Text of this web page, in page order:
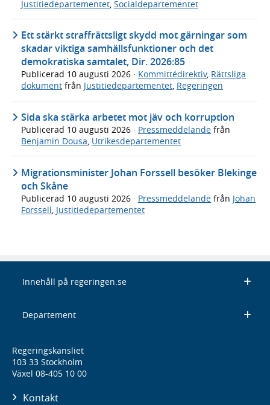
Justitiedepartementet Socialdepartementet
Ett stärkt straffrättsligt skydd mot gärningar som
skadar viktiga samhällsfunktioner och det
demokratiska samtalet, Dir. 2026:85
Publicerad 10 augusti 2026 · Kommittédirektiv, Rättsliga
dokument från Justitiedepartementet, Regeringen
Sida ska stärka arbetet mot jäv och korruption
Publicerad 10 augusti 2026 · Pressmeddelande från
Benjamin Dousa, Utrikesdepartementet
Migrationsminister Johan Forssell besöker Blekinge
och Skåne
Publicerad 10 augusti 2026 · Pressmeddelande från Johan
Forssell Justitiedepartementet
Innehåll på regeringen.se
Departement
Regeringskansliet
103 33 Stockholm
Växel 08-405 10 00
Kontakt